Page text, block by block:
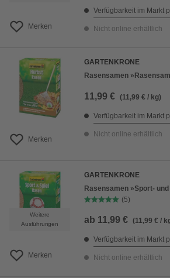
Merken
Verfügbarkeit im Markt
Nicht online erhältlich
Merken
GARTENKRONE
Rasensamen
11,99 € (11,99 € / kg)
Verfügbarkeit im Markt
Nicht online erhältlich
Weitere
Ausführungen
Merken
GARTENKRONE
Rasensamen »Sport-
(5)
ab 11,99 € (11,99 € /
Verfügbarkeit im Markt
Nicht online erhältlich